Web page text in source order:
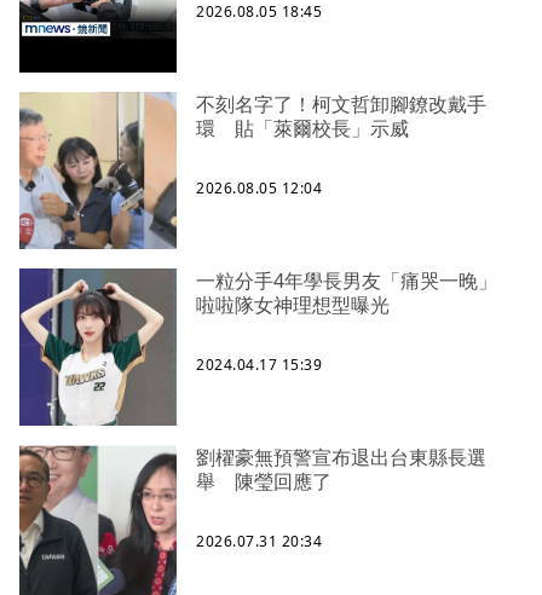
2026.08.05 18:45
不刻名字了！柯文哲卸腳鐐改戴手
環 貼「萊爾校長」示威
2026.08.05 12:04
一粒分手4年學長男友「痛哭一晚」
啦啦隊女神理想型曝光
2024.04.17 15:39
劉櫂豪無預警宣布退出台東縣長選
舉 陳瑩回應了
2026.07.31 20:34